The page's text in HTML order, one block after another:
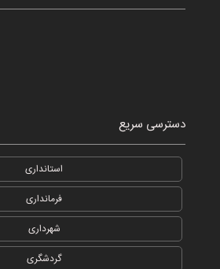
دسترسی سریع
استانداری
فرمانداری
شهرداری
گردشگری